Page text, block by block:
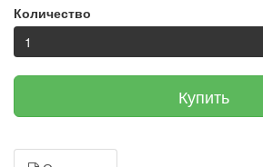
Количество
Купить